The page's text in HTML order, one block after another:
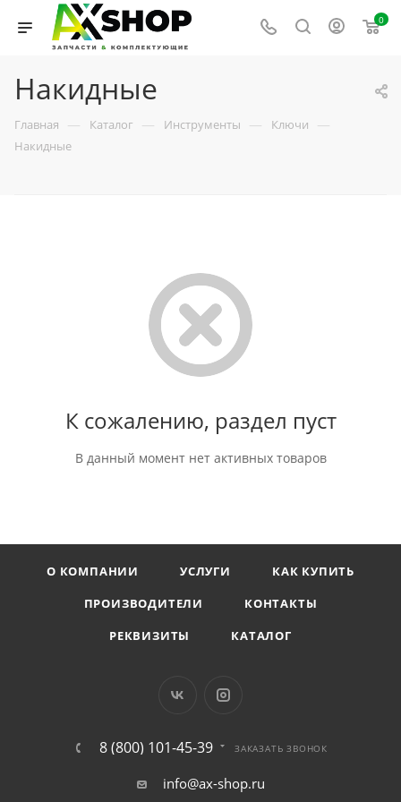
0
Накидные
Главная — Каталог — Инструменты — Ключи —
Накидные
К сожалению, раздел пуст
В данный момент нет активных товаров
О КОМПАНИИ УСЛУГИ
КАК КУПИТЬ
ПРОИЗВОДИТЕЛИ
КОНТАКТЫ
РЕКВИЗИТЫ
КАТАЛОГ
8 (800) 101-45-39 ЗАКАЗАТЬ ЗВОНОК
info@ax-shop.ru